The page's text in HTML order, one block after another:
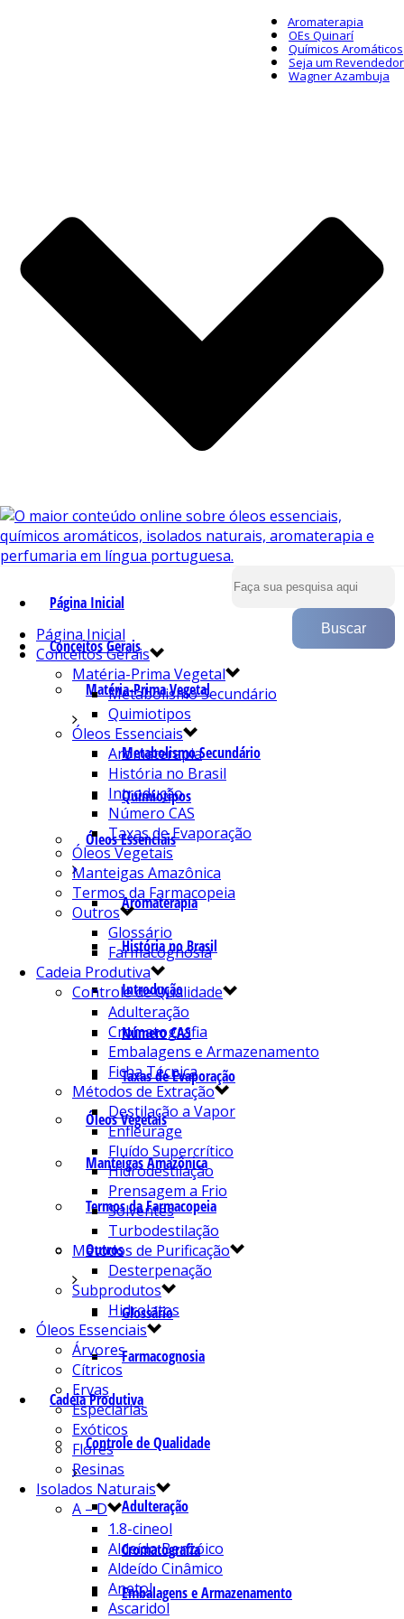
Aromaterapia
OEs Quinarí
Químicos Aromáticos
Seja um Revendedor
Wagner Azambuja
Página Inicial
Conceitos Gerais
Matéria-Prima Vegetal
Metabolismo Secundário
Quimiotipos
Óleos Essenciais
Aromaterapia
História no Brasil
Introdução
Número CAS
Taxas de Evaporação
Óleos Vegetais
Manteigas Amazônica
Termos da Farmacopeia
Outros
Glossário
Farmacognosia
Cadeia Produtiva
Controle de Qualidade
Adulteração
Cromatografia
Embalagens e Armazenamento
Página Inicial
Conceitos Gerais
Matéria-Prima Vegetal
Metabolismo Secundário
Quimiotipos
Óleos Essenciais
Aromaterapia
História no Brasil
Introdução
Número CAS
Taxas de Evaporação
Óleos Vegetais
Manteigas Amazônica
Termos da Farmacopeia
Outros
Glossário
Farmacognosia
Cadeia Produtiva
Controle de Qualidade
Adulteração
Cromatografia
Embalagens e Armazenamento
Ficha Técnica
Métodos de Extração
Destilação a Vapor
Enfleurage
Fluído Supercrítico
Hidrodestilação
Prensagem a Frio
Solventes
Turbodestilação
Métodos de Purificação
Desterpenação
Subprodutos
Hidrolatos
Óleos Essenciais
Árvores
Cítricos
Ervas
Especiarias
Exóticos
Flores
Resinas
Isolados Naturais
A – D
1.8-cineol
Aldeído Benzóico
Aldeído Cinâmico
Anetol
Ascaridol